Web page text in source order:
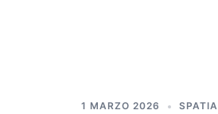
1 MARZO 2026